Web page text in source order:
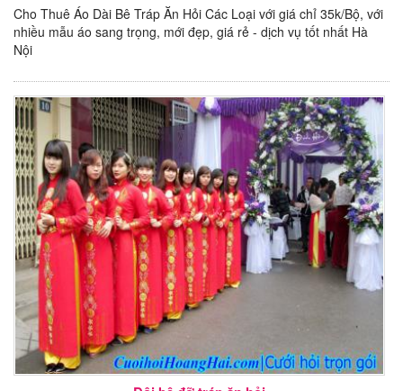
Cho Thuê Áo Dài Bê Tráp Ăn Hỏi Các Loại với giá chỉ 35k/Bộ, với
nhiều mẫu áo sang trọng, mới đẹp, giá rẻ - dịch vụ tốt nhất Hà
Nội